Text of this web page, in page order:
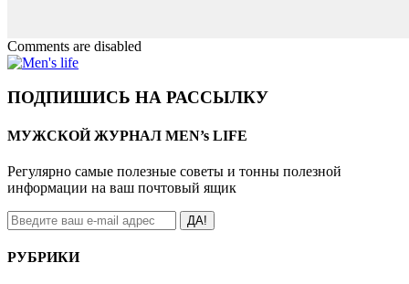
Comments are disabled
ПОДПИШИСЬ НА РАССЫЛКУ
МУЖСКОЙ ЖУРНАЛ MEN’s LIFE
Регулярно самые полезные советы и тонны полезной
информации на ваш почтовый ящик
ДА!
РУБРИКИ